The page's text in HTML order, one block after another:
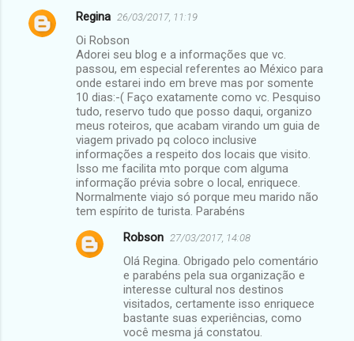
Regina 26/03/2017, 11:19
Oi Robson
Adorei seu blog e a informações que vc.
passou, em especial referentes ao México para
onde estarei indo em breve mas por somente
10 dias:-( Faço exatamente como vc. Pesquiso
tudo, reservo tudo que posso daqui, organizo
meus roteiros, que acabam virando um guia de
viagem privado pq coloco inclusive
informações a respeito dos locais que visito.
Isso me facilita mto porque com alguma
informação prévia sobre o local, enriquece.
Normalmente viajo só porque meu marido não
tem espírito de turista. Parabéns
Robson 27/03/2017, 14:08
Olá Regina. Obrigado pelo comentário
e parabéns pela sua organização e
interesse cultural nos destinos
visitados, certamente isso enriquece
bastante suas experiências, como
você mesma já constatou.